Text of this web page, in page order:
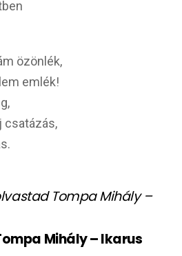
özönlék,
emlék!
csatázás,
Tompa Mihály –
Mihály – Ikarus